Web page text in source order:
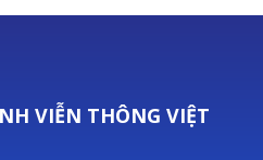
VIỄN THÔNG VIỆT